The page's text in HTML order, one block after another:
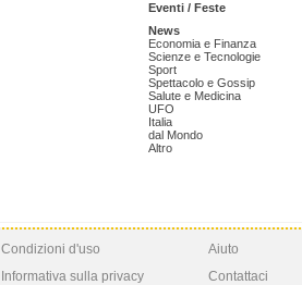
Eventi / Feste
News
Economia e Finanza
Scienze e Tecnologie
Sport
Spettacolo e Gossip
Salute e Medicina
UFO
Italia
dal Mondo
Altro
Condizioni d'uso
Informativa sulla privacy
Aiuto
Contattaci